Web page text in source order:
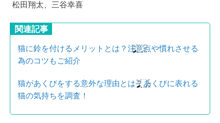
松田翔太、三谷幸喜
関連記事
猫に鈴を付けるメリットとは？注意点や慣れさせる
為のコツもご紹介
猫があくびをする意外な理由とは？あくびに表れる
猫の気持ちを調査！